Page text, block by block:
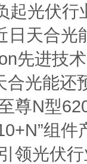
起光伏
日天合
先进技
合光能还
尊N型
组
领光伏